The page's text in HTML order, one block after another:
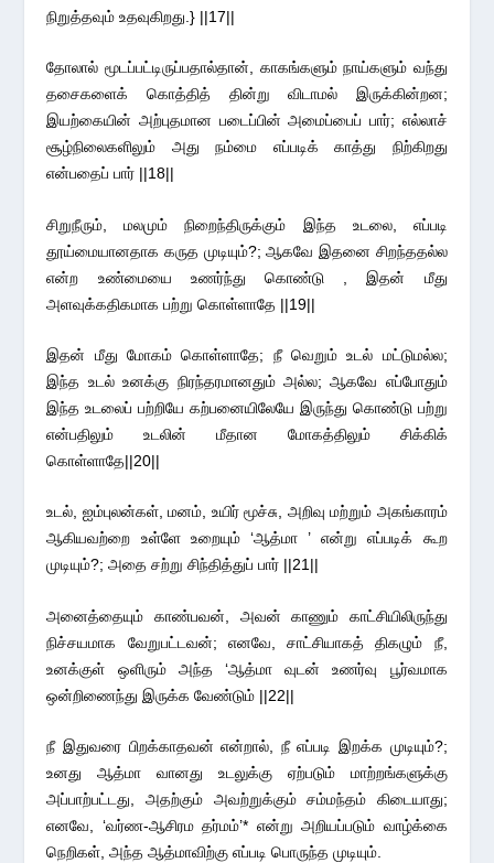
நிறுத்தவும் உதவுகிறது.} ||17||
தோலால் மூடப்பட்டிருப்பதால்தான், காகங்களும் நாய்களும் வந்து
தசைகளைக் கொத்தித் தின்று விடாமல் இருக்கின்றன;
இயற்கையின் அற்புதமான படைப்பின் அமைப்பைப் பார்; எல்லாச்
சூழ்நிலைகளிலும் அது நம்மை எப்படிக் காத்து நிற்கிறது
என்பதைப் பார் ||18||
சிறுநீரும், மலமும் நிறைந்திருக்கும் இந்த உடலை, எப்படி
தூய்மையானதாக கருத முடியும்?; ஆகவே இதனை சிறந்ததல்ல
என்ற உண்மையை உணர்ந்து கொண்டு , இதன் மீது
அளவுக்கதிகமாக பற்று கொள்ளாதே ||19||
இதன் மீது மோகம் கொள்ளாதே; நீ வெறும் உடல் மட்டுமல்ல;
இந்த உடல் உனக்கு நிரந்தரமானதும் அல்ல; ஆகவே எப்போதும்
இந்த உடலைப் பற்றியே கற்பனையிலேயே இருந்து கொண்டு பற்று
என்பதிலும் உடலின் மீதான மோகத்திலும் சிக்கிக்
கொள்ளாதே||20||
உடல், ஐம்புலன்கள், மனம், உயிர் மூச்சு, அறிவு மற்றும் அகங்காரம்
ஆகியவற்றை உள்ளே உறையும் ‘ஆத்மா ’ என்று எப்படிக் கூற
முடியும்?; அதை சற்று சிந்தித்துப் பார் ||21||
அனைத்தையும் காண்பவன், அவன் காணும் காட்சியிலிருந்து
நிச்சயமாக வேறுபட்டவன்; எனவே, சாட்சியாகத் திகழும் நீ,
உனக்குள் ஒளிரும் அந்த ‘ஆத்மா வுடன் உணர்வு பூர்வமாக
ஒன்றிணைந்து இருக்க வேண்டும் ||22||
நீ இதுவரை பிறக்காதவன் என்றால், நீ எப்படி இறக்க முடியும்?;
உனது ஆத்மா வானது உடலுக்கு ஏற்படும் மாற்றங்களுக்கு
அப்பாற்பட்டது, அதற்கும் அவற்றுக்கும் சம்மந்தம் கிடையாது;
எனவே, ‘வர்ண-ஆசிரம தர்மம்’* என்று அறியப்படும் வாழ்க்கை
நெறிகள், அந்த ஆத்மாவிற்கு எப்படி பொருந்த முடியும்.